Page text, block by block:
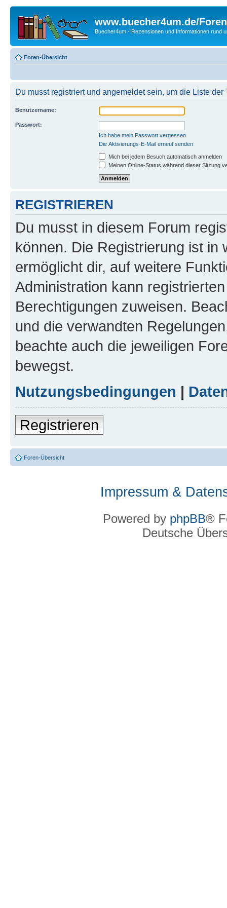
www.buecher4um.de/Foren
Buecher4um - Rezensionen und Informationen rund
Foren-Übersicht
Du musst registriert und angemeldet sein, um die Liste
Benutzername:
Passwort:
Ich habe mein Passwort vergessen
Die Aktivierungs-E-Mail erneut senden
Mich bei jedem Besuch automatisch anmelden
Meinen Online-Status während dieser Sitzung
REGISTRIEREN
Du musst in diesem Forum
können. Die Registrierung ist in
ermöglicht dir, auf weitere
Administration kann
Berechtigungen zuweisen.
und die verwandten
beachte auch die jeweiligen
bewegst.
Nutzungsbedingungen |
Registrieren
Foren-Übersicht
Impressum &
Powered by phpBB®
Deutsche